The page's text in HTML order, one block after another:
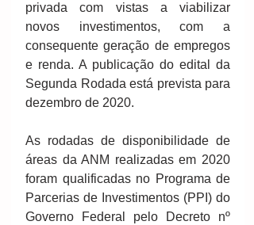
privada com vistas a viabilizar
novos investimentos, com a
consequente geração de empregos
e renda. A publicação do edital da
Segunda Rodada está prevista para
dezembro de 2020.
As rodadas de disponibilidade de
áreas da ANM realizadas em 2020
foram qualificadas no Programa de
Parcerias de Investimentos (PPI) do
Governo Federal pelo Decreto nº